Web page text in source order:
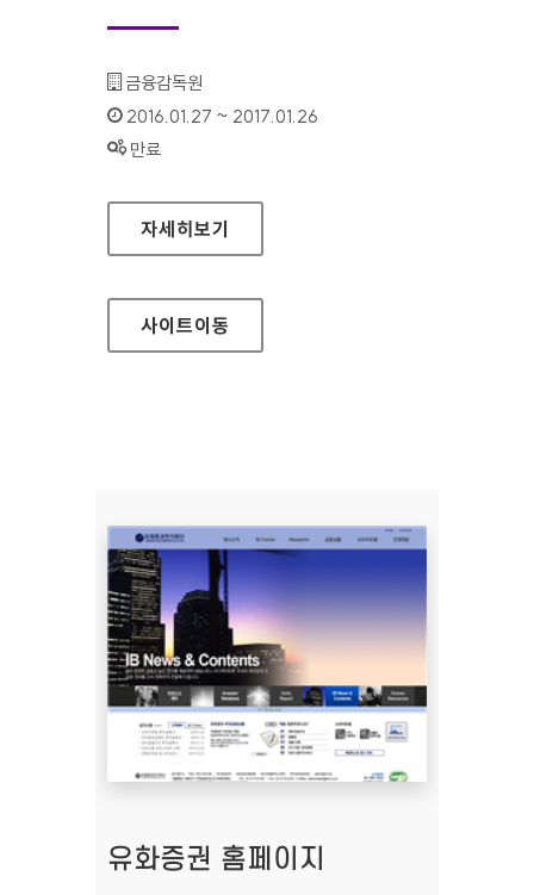
기관명 :
금융감독원
인증기간 :
2016.01.27 ~ 2017.01.26
상태 :
만료
금융감독원 금융상품 통합 비교공시 홈페이지
자세히보기
사이트이동
유화증권 홈페이지